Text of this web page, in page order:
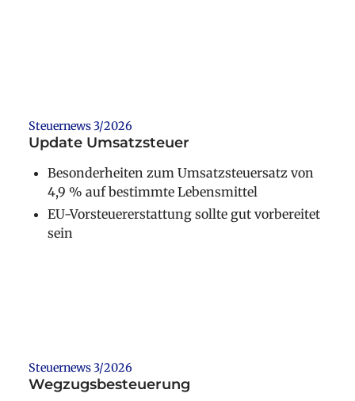
Steuernews 3/2026
Update Umsatzsteuer
Besonderheiten zum Umsatzsteuersatz von
4,9 % auf bestimmte Lebensmittel
EU-Vorsteuererstattung sollte gut vorbereitet
sein
Steuernews 3/2026
Wegzugsbesteuerung